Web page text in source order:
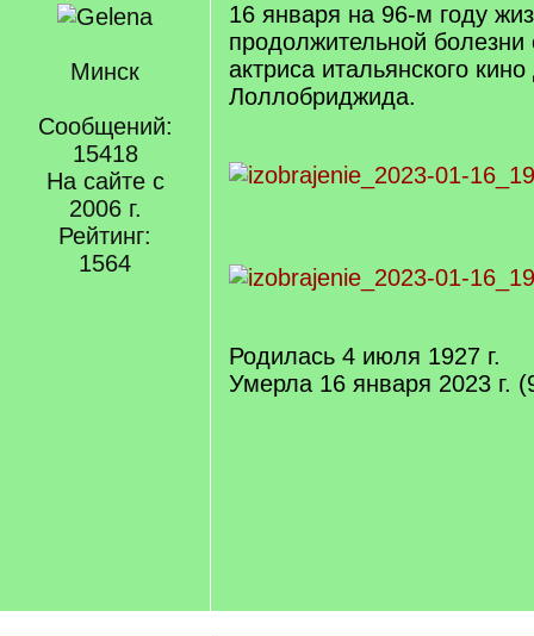
Минск
Сообщений:
15418
На сайте с
2006 г.
Рейтинг:
1564
16 января на 96-м году
продолжительной болезни
актриса итальянского
Лоллобриджида.
Родилась 4 июля 1927 г.
Умерла 16 января 2023 г.